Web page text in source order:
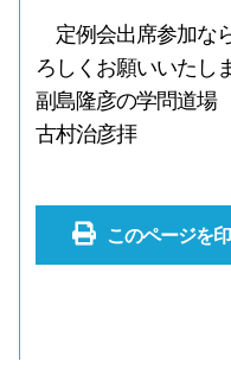
定例会出席参加な
ろしくお願いいたし
副島隆彦の学問道場
古村治彦拝
このページを